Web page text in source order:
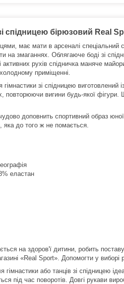
спідницею бірюзовий Real
має мати в арсеналі
на змаганнях. Облягаюче боді зі
рухів спідничка маняче
приміщенні.
зі спідницею виготовлений
повторюючи вигини будь-якої фігури.
доповнить спортивний образ юної
яка до того ж не помається.
еластан
на здоров'ї дитини, робить
«Real Sport». Допомогти у
або танців зі спідницею
під час поворотів. Довгі рукави